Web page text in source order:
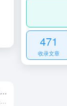
孜然影视-人人有剧追！~ –
471
收录文章